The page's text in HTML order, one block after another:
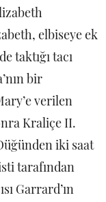
elbiseye ek
taktığı tacı
bir
verilen
Kraliçe II.
iki saat
tarafından
Garrard’ın